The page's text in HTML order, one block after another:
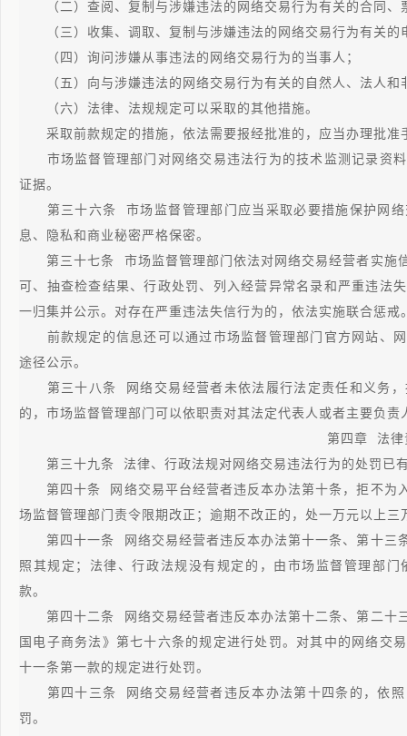
（二）查阅、复制与涉嫌违法的网络交易行为有关的合同、
（三）收集、调取、复制与涉嫌违法的网络交易行为有关的
（四）询问涉嫌从事违法的网络交易行为的当事人；
（五）向与涉嫌违法的网络交易行为有关的自然人、法人和
（六）法律、法规规定可以采取的其他措施。
采取前款规定的措施，依法需要报经批准的，应当办理批准
市场监督管理部门对网络交易违法行为的技术监测记录资
证据。
第三十六条 市场监督管理部门应当采取必要措施保护网络
息、隐私和商业秘密严格保密。
第三十七条 市场监督管理部门依法对网络交易经营者实施
可、抽查检查结果、行政处罚、列入经营异常名录和严重违法
一归集并公示。对存在严重违法失信行为的，依法实施联合惩戒
前款规定的信息还可以通过市场监督管理部门官方网站、
途径公示。
第三十八条 网络交易经营者未依法履行法定责任和义务，
的，市场监督管理部门可以依职责对其法定代表人或者主要负
第四章 法律
第三十九条 法律、行政法规对网络交易违法行为的处罚已
第四十条 网络交易平台经营者违反本办法第十条，拒不为
场监督管理部门责令限期改正；逾期不改正的，处一万元以上三
第四十一条 网络交易经营者违反本办法第十一条、第十三
照其规定；法律、行政法规没有规定的，由市场监督管理部
款。
第四十二条 网络交易经营者违反本办法第十二条、第二十
国电子商务法》第七十六条的规定进行处罚。对其中的网络交
十一条第一款的规定进行处罚。
第四十三条 网络交易经营者违反本办法第十四条的，依照
罚。